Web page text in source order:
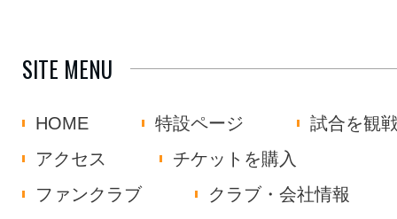
SITE MENU
HOME 特設ページ
試合を観
アクセス
チケットを購入
ファンクラブ
クラブ・会社情報